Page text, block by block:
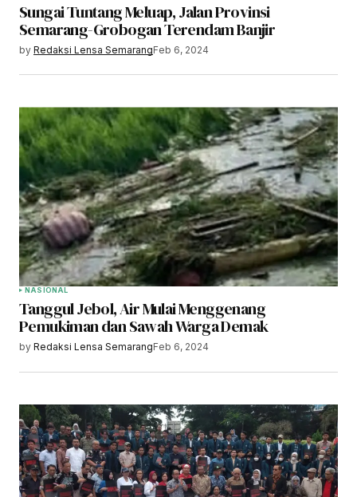
Sungai Tuntang Meluap, Jalan Provinsi
Semarang-Grobogan Terendam Banjir
by Redaksi Lensa SemarangFeb 6, 2024
NASIONAL
Tanggul Jebol, Air Mulai Menggenang
Pemukiman dan Sawah Warga Demak
by Redaksi Lensa SemarangFeb 6, 2024